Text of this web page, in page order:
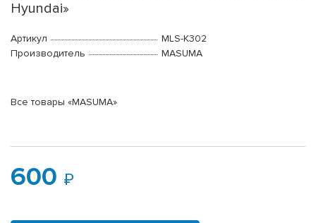
Hyundai»
Артикул
MLS-K302
Производитель
MASUMA
Все товары «MASUMA»
600